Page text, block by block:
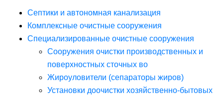
Септики и автономная канализация
Комплексные очистные сооружения
Специализированные очистные сооружения
Сооружения очистки производственных и
поверхностных сточных во
Жироуловители (сепараторы жиров)
Установки доочистки хозяйственно-бытовых